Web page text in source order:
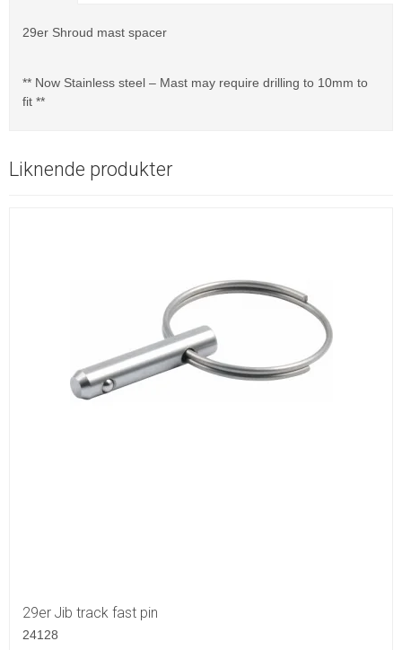
29er Shroud mast spacer
** Now Stainless steel – Mast may require drilling to 10mm to
fit **
Liknende produkter
29er Jib track fast pin
24128